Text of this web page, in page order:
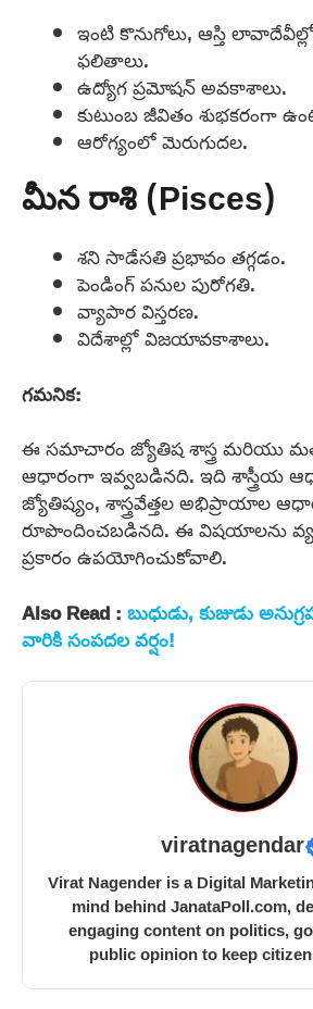
ఇంటి కొనుగోలు, ఆస్తి
ఫలితాలు.
ఉద్యోగ ప్రమోషన్ అవకాశాలు.
కుటుంబ జీవితం శుభకరంగా
ఆరోగ్యంలో మెరుగుదల.
మీన రాశి (Pisces)
శని సాడేసతి ప్రభావం తగ్గడం.
పెండింగ్ పనుల పురోగతి.
వ్యాపార విస్తరణ.
విదేశాల్లో విజయావకాశాలు.
గమనిక:
ఈ సమాచారం జ్యోతిష శాస్త్ర మరియు
ఆధారంగా ఇవ్వబడినది. ఇది శాస్త్రీయ
జ్యోతిష్యం, శాస్త్రవేత్తల అభిప్రాయాల
రూపొందించబడినది. ఈ విషయాలను
ప్రకారం ఉపయోగించుకోవాలి.
Also Read :బుధుడు, కుజుడు
వారికి సంపదల వర్షం!
viratnagendar
Virat Nagender is a Digital
mind behind JanataPoll.com,
engaging content on politics,
public opinion to keep